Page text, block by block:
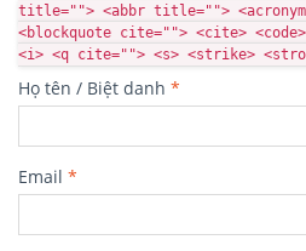
title=""> <abbr title="">
<blockquote cite=""> <cite>
<i> <q cite=""> <s> <strike>
Họ tên / Biệt danh *
Email *